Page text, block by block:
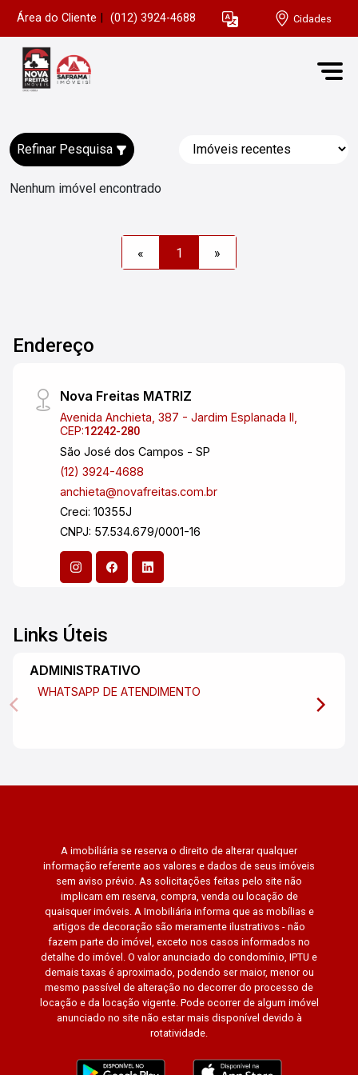
Área do Cliente (012) 3924-4688 Cidades
Refinar Pesquisa
Nenhum imóvel encontrado
« 1 »
Endereço
Nova Freitas MATRIZ
Avenida Anchieta, 387 - Jardim Esplanada II,
CEP:12242-280
São José dos Campos - SP
(12) 3924-4688
anchieta@novafreitas.com.br
Creci: 10355J
CNPJ: 57.534.679/0001-16
Links Úteis
ADMINISTRATIVO
WHATSAPP DE ATENDIMENTO
A imobiliária se reserva o direito de alterar qualquer
informação referente aos valores e dados de seus imóveis
sem aviso prévio. As solicitações feitas pelo site não
implicam em reserva, compra, venda ou locação de
quaisquer imóveis. A Imobiliária informa que as mobílias e
artigos de decoração são meramente ilustrativos - não
fazem parte do imóvel, exceto nos casos informados no
detalhe do imóvel. O valor anunciado do condomínio, IPTU e
demais taxas é aproximado, podendo ser maior, menor ou
mesmo passível de alteração no decorrer do processo de
locação e da locação vigente. Pode ocorrer de algum imóvel
anunciado no site não estar mais disponível devido à
rotatividade.